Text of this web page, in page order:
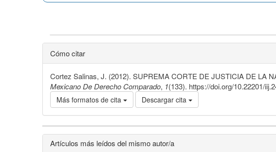
Cómo citar
Cortez Salinas, J. (2012). SUPREMA CORTE DE JUSTICIA DE LA
Mexicano De Derecho Comparado, 1(133). https://doi.org/10.22201/
Más formatos de cita Descargar cita
Detalles
Artículos más leídos del mismo autor/a